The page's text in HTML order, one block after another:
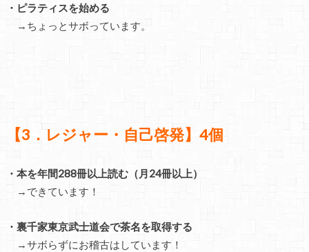
・ピラティスを始める
→ちょっとサボっています。
【3．レジャー・自己啓発】4個
・本を年間288冊以上読む（月24冊以上）
→できています！
・裏千家東京武士道会で茶名を取得する
→サボらずにお稽古はしています！